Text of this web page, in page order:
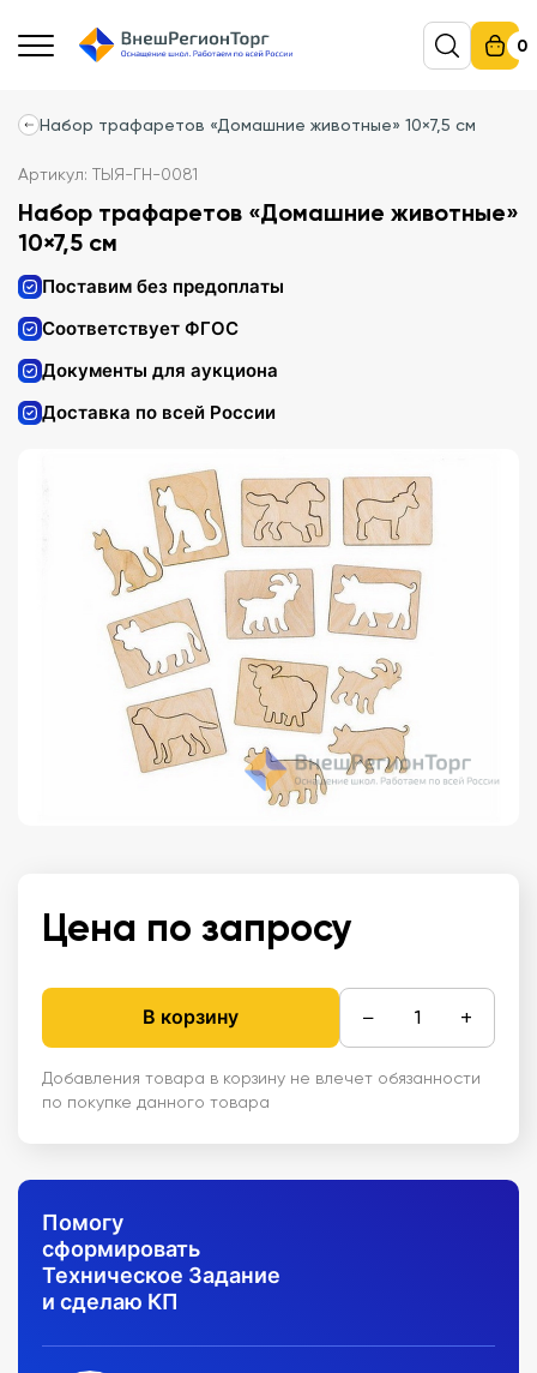
0
Набор трафаретов «Домашние животные» 10×7,5 см
Артикул: ТЫЯ-ГН-0081
Набор трафаретов «Домашние животные»
10×7,5 см
Поставим без предоплаты
Соответствует ФГОС
Документы для аукциона
Доставка по всей России
Цена по запросу
В корзину − +
Добавления товара в корзину не влечет обязанности
по покупке данного товара
Помогу
сформировать
Техническое Задание
и сделаю КП